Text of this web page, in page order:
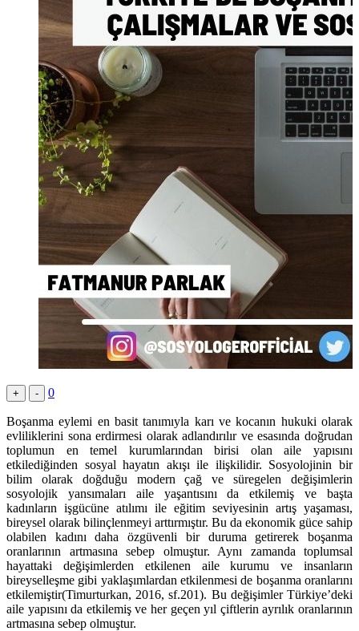
+ - 0
Boşanma eylemi en basit tanımıyla karı ve kocanın hukuki olarak
evliliklerini sona erdirmesi olarak adlandırılır ve esasında doğrudan
toplumun en temel kurumlarından birisi olan aile yapısını
etkilediğinden sosyal hayatın akışı ile ilişkilidir. Sosyolojinin bir
bilim olarak doğduğu modern çağ ve süregelen değişimlerin
sosyolojik yansımaları aile yaşantısını da etkilemiş ve başta
kadınların işgücüne atılımı ile eğitim seviyesinin artış yaşaması,
bireysel olarak bilinçlenmeyi arttırmıştır. Bu da ekonomik güce sahip
olabilen kadını daha özgüvenli bir duruma getirerek boşanma
oranlarının artmasına sebep olmuştur. Aynı zamanda toplumsal
hayattaki değişimlerden etkilenen aile kurumu ve insanların
bireyselleşme gibi yaklaşımlardan etkilenmesi de boşanma oranlarını
etkilemiştir(Timurturkan, 2016, sf.201). Bu değişimler Türkiye’deki
aile yapısını da etkilemiş ve her geçen yıl çiftlerin ayrılık oranlarının
artmasına sebep olmuştur.